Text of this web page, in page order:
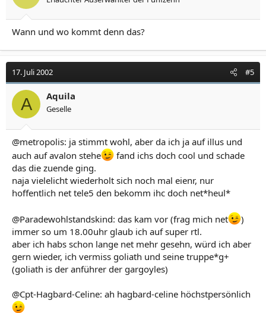
Wann und wo kommt denn das?
17. Juli 2002 #5
A Aquila
Geselle
@metropolis: ja stimmt wohl, aber da ich ja auf illus und
auch auf avalon stehe
fand ichs doch cool und schade
das die zuende ging.
naja vielelicht wiederholt sich noch mal eienr, nur
hoffentlich net tele5 den bekomm ihc doch net*heul*
@Paradewohlstandskind: das kam vor (frag mich net
)
immer so um 18.00uhr glaub ich auf super rtl.
aber ich habs schon lange net mehr gesehn, würd ich aber
gern wieder, ich vermiss goliath und seine truppe*g+
(goliath is der anführer der gargoyles)
@Cpt-Hagbard-Celine: ah hagbard-celine höchstpersönlich